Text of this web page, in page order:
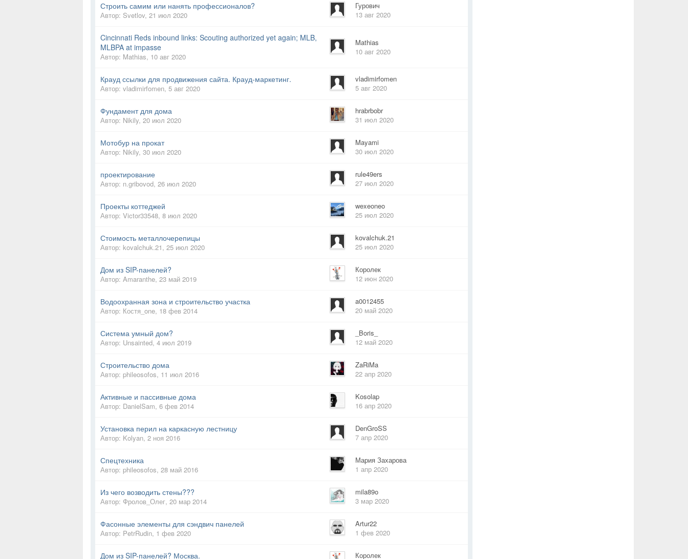
Строить самим или нанять профессионалов?
Автор: Svetlov, 21 июл 2020
Гурович
13 авг 2020
Cincinnati Reds inbound links: Scouting authorized yet again; MLB,
MLBPA at impasse
Автор: Mathias, 10 авг 2020
Mathias
10 авг 2020
Крауд ссылки для продвижения сайта. Крауд-маркетинг.
Автор: vladimirfomen, 5 авг 2020
vladimirfomen
5 авг 2020
Фундамент для дома
Автор: Nikily, 20 июл 2020
hrabrbobr
31 июл 2020
Мотобур на прокат
Автор: Nikily, 30 июл 2020
Mayami
30 июл 2020
проектирование
Автор: n.gribovod, 26 июл 2020
rule49ers
27 июл 2020
Проекты коттеджей
Автор: Victor33548, 8 июл 2020
wexeoneo
25 июл 2020
Стоимость металлочерепицы
Автор: kovalchuk.21, 25 июл 2020
kovalchuk.21
25 июл 2020
Дом из SIP-панелей?
Автор: Amaranthe, 23 май 2019
Королек
12 июн 2020
Водоохранная зона и строительство участка
Автор: Костя_one, 18 фев 2014
a0012455
20 май 2020
Система умный дом?
Автор: Unsainted, 4 июл 2019
_Boris_
12 май 2020
Строительство дома
Автор: phileosofos, 11 июл 2016
ZaRiMa
22 апр 2020
Активные и пассивные дома
Автор: DanielSam, 6 фев 2014
Kosolap
16 апр 2020
Установка перил на каркасную лестницу
Автор: Kolyan, 2 ноя 2016
DenGroSS
7 апр 2020
Спецтехника
Автор: phileosofos, 28 май 2016
Мария Захарова
1 апр 2020
Из чего возводить стены???
Автор: Фролов_Олег, 20 мар 2014
mila89o
3 мар 2020
Фасонные элементы для сэндвич панелей
Автор: PetrRudin, 1 фев 2020
Artur22
1 фев 2020
Дом из SIP-панелей? Москва. Королек